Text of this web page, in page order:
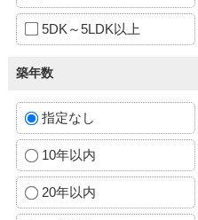
5DK～5LDK以上
築年数
指定なし
10年以内
20年以内